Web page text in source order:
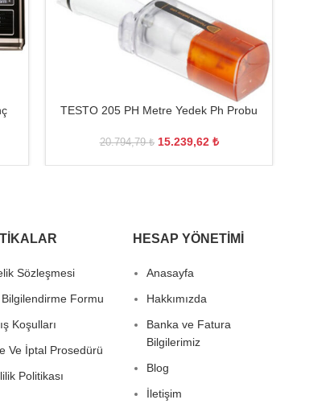
TESTO 205 PH Metre Yedek Ph Probu
20.794,79₺ 15.239,62 ₺
Sözleşmesi
Formu
Koşulları
Ve İptal Prosedürü
Politikası
HESAP YÖNETIMI
Anasayfa
Hakkımızda
Banka ve Fatura
Bilgilerimiz
Blog
İletişim